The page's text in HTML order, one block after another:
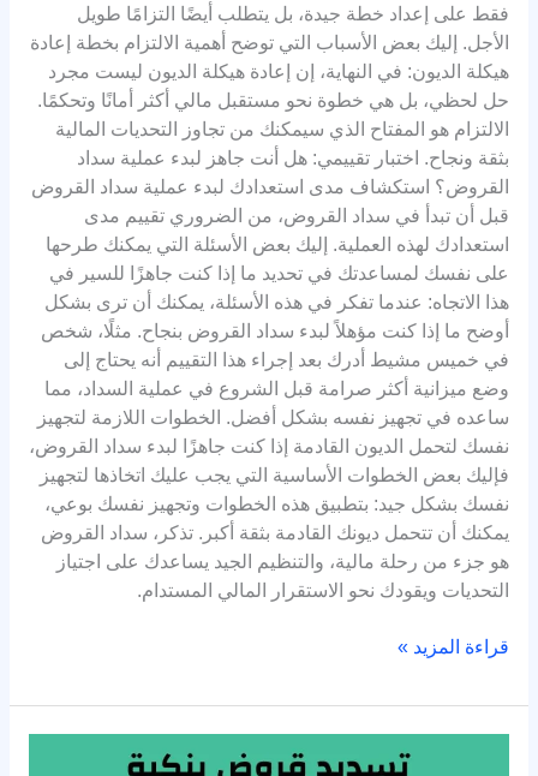
فقط على إعداد خطة جيدة، بل يتطلب أيضًا التزامًا طويل
الأجل. إليك بعض الأسباب التي توضح أهمية الالتزام بخطة إعادة
هيكلة الديون: في النهاية، إن إعادة هيكلة الديون ليست مجرد
حل لحظي، بل هي خطوة نحو مستقبل مالي أكثر أمانًا وتحكمًا.
الالتزام هو المفتاح الذي سيمكنك من تجاوز التحديات المالية
بثقة ونجاح. اختبار تقييمي: هل أنت جاهز لبدء عملية سداد
القروض؟ استكشاف مدى استعدادك لبدء عملية سداد القروض
قبل أن تبدأ في سداد القروض، من الضروري تقييم مدى
استعدادك لهذه العملية. إليك بعض الأسئلة التي يمكنك طرحها
على نفسك لمساعدتك في تحديد ما إذا كنت جاهزًا للسير في
هذا الاتجاه: عندما تفكر في هذه الأسئلة، يمكنك أن ترى بشكل
أوضح ما إذا كنت مؤهلاً لبدء سداد القروض بنجاح. مثلًا، شخص
في خميس مشيط أدرك بعد إجراء هذا التقييم أنه يحتاج إلى
وضع ميزانية أكثر صرامة قبل الشروع في عملية السداد، مما
ساعده في تجهيز نفسه بشكل أفضل. الخطوات اللازمة لتجهيز
نفسك لتحمل الديون القادمة إذا كنت جاهزًا لبدء سداد القروض،
فإليك بعض الخطوات الأساسية التي يجب عليك اتخاذها لتجهيز
نفسك بشكل جيد: بتطبيق هذه الخطوات وتجهيز نفسك بوعي،
يمكنك أن تتحمل ديونك القادمة بثقة أكبر. تذكر، سداد القروض
هو جزء من رحلة مالية، والتنظيم الجيد يساعدك على اجتياز
التحديات ويقودك نحو الاستقرار المالي المستدام.
قراءة المزيد »